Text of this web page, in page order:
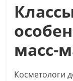
масс-
Косметологи